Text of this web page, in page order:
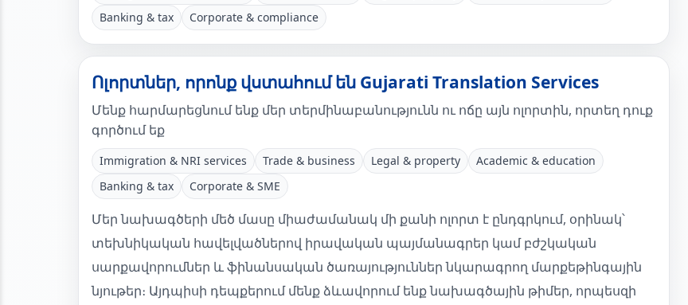
Banking & tax
Corporate & compliance
Ոլորտներ, որոնք վստահում են Gujarati Translation Services
Մենք հարմարեցնում ենք մեր տերմինաբանությունն ու ոճը այն ոլորտին, որտեղ դուք
գործում եք
Immigration & NRI services Trade & business Legal & property
Academic & education
Banking & tax
Corporate & SME
Մեր նախագծերի մեծ մասը միաժամանակ մի քանի ոլորտ է ընդգրկում, օրինակ՝
տեխնիկական հավելվածներով իրավական պայմանագրեր կամ բժշկական
սարքավորումներ և ֆինանսական ծառայություններ նկարագրող մարքեթինգային
նյութեր։ Այդպիսի դեպքերում մենք ձևավորում ենք նախագծային թիմեր, որպեսզի